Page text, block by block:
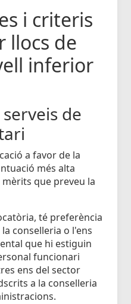
i criteris
llocs de
inferior
de
a favor de la
més alta
que preveu la
té preferència
conselleria o l'ens
que hi estiguin
funcionari
ens del sector
a la conselleria